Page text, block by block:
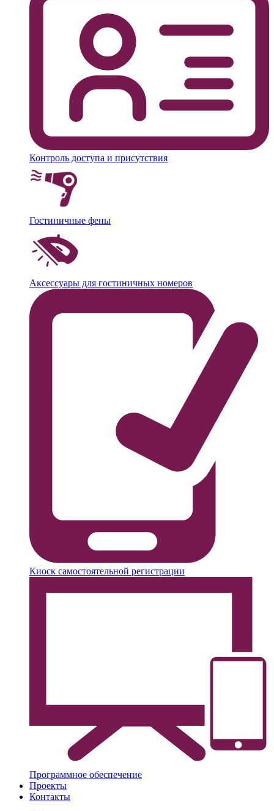
Контроль доступа и присутствия
Гостиничные фены
Аксессуары для гостиничных номеров
Киоск самостоятельной регистрации
Программное обеспечение
Проекты
Контакты